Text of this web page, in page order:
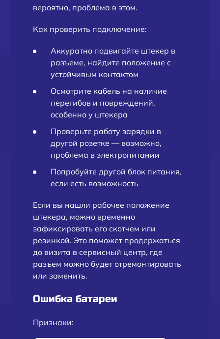
вероятно, проблема в этом.
Как проверить подключение:
Аккуратно подвигайте штекер в
разъеме, найдите положение с
устойчивым контактом
Осмотрите кабель на наличие
перегибов и повреждений,
особенно у штекера
Проверьте работу зарядки в
другой розетке — возможно,
проблема в электропитании
Попробуйте другой блок питания,
если есть возможность
Если вы нашли рабочее положение
штекера, можно временно
зафиксировать его скотчем или
резинкой. Это поможет продержаться
до визита в сервисный центр, где
разъем можно будет отремонтировать
или заменить.
Ошибка батареи
Признаки: